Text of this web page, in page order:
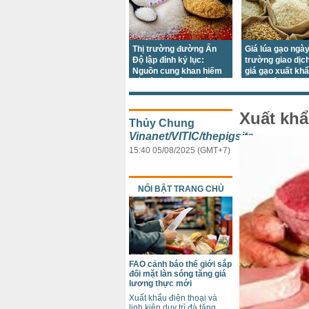
Thị trường đường Ấn
Độ lập đỉnh kỷ lục:
Nguồn cung khan hiếm
mùa lễ hội
Giá lúa gạo
trường giao
giá gạo xuất
Xuất
Thủy Chung
Vinanet/VITIC/thepigsite
15:40 05/08/2025 (GMT+7)
NỔI BẬT TRANG CHỦ
FAO cảnh báo thế giới sắp
đối mặt làn sóng tăng giá
lương thực mới
Xuất khẩu điện thoại và